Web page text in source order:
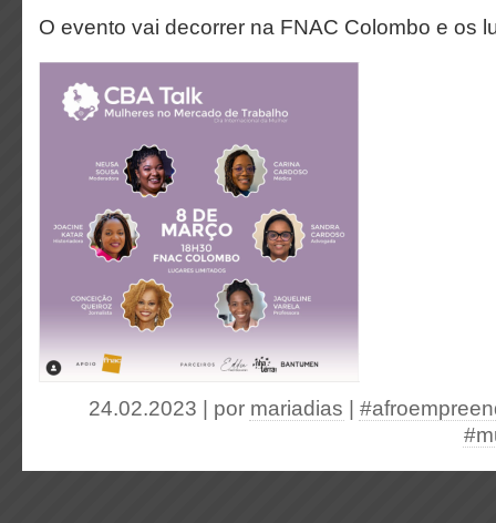
O evento vai decorrer na FNAC Colombo e os
24.02.2023 | por mariadias